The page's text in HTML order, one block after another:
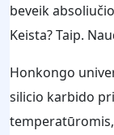
beveik
Keista? Taip.
Honkongo
silicio karbido